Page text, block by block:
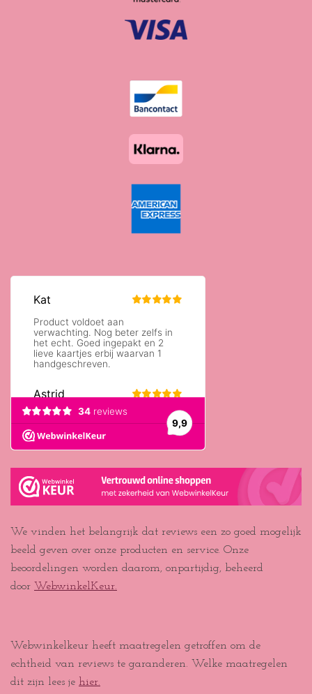
We vinden het belangrijk dat reviews een zo goed mogelijk
beeld geven over onze producten en service. Onze
beoordelingen worden daarom, onpartijdig, beheerd
door WebwinkelKeur.
Webwinkelkeur heeft maatregelen getroffen om de
echtheid van reviews te garanderen. Welke maatregelen
dit zijn lees je hier.